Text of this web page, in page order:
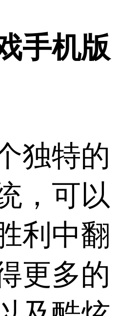
手机版
独特的
，可以
利中翻
更多的